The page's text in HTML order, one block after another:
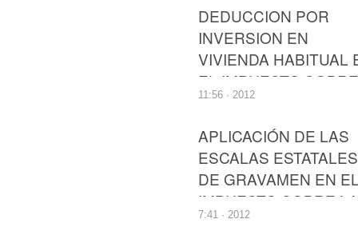
DEDUCCION POR
INVERSION EN
VIVIENDA HABITUAL
EL IMPUESTO SOBRE
LA RENTA DE LAS
PERSONAS FISICAS
11:56 · 2012
APLICACIÓN DE LAS
ESCALAS ESTATALES
DE GRAVAMEN EN
IMPUESTO SOBRE LA
RENTA DE LAS
7:41 · 2012